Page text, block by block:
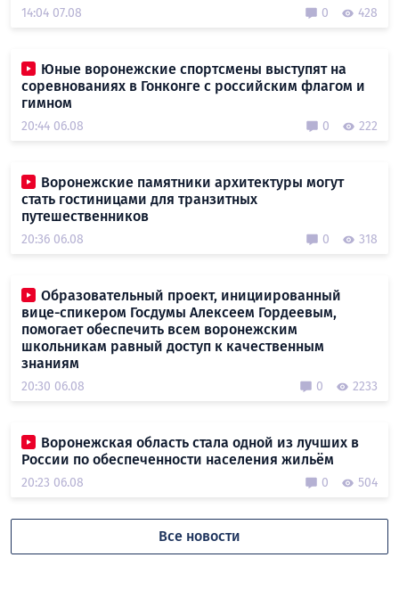
14:04 07.08 0 428
Юные воронежские спортсмены выступят на
соревнованиях в Гонконге с российским флагом и
гимном
20:44 06.08 0 222
Воронежские памятники архитектуры могут
стать гостиницами для транзитных
путешественников
20:36 06.08 0 318
Образовательный проект, инициированный
вице-спикером Госдумы Алексеем Гордеевым,
помогает обеспечить всем воронежским
школьникам равный доступ к качественным
знаниям
20:30 06.08 0 2233
Воронежская область стала одной из лучших в
России по обеспеченности населения жильём
20:23 06.08 0 504
Все новости